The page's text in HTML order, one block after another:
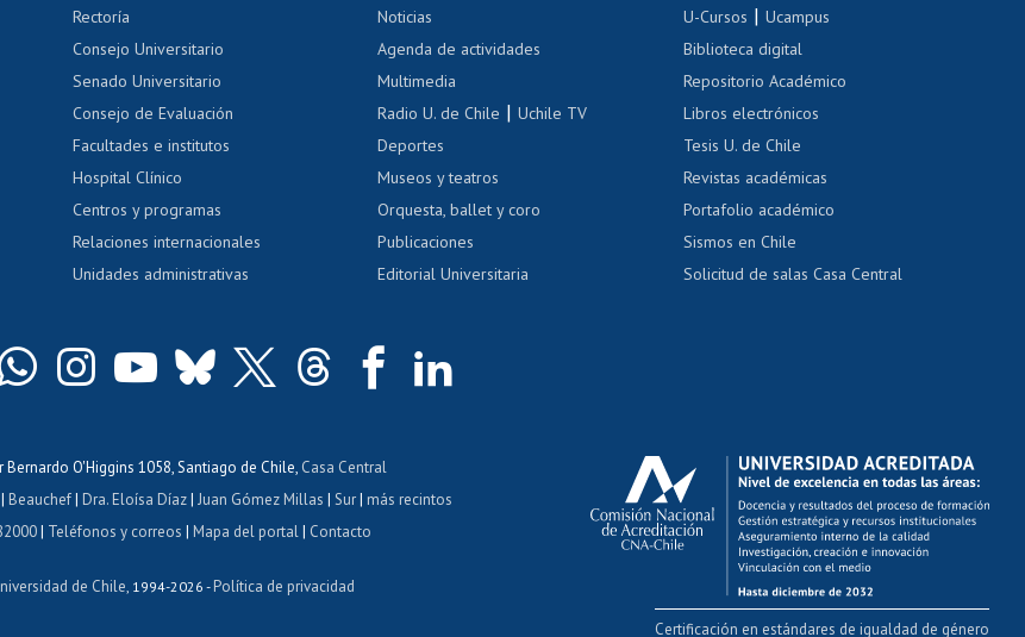
Evaluación docente
Calificación académica
Postulación al AUCAI
Certificado de renta
Certificado de renta
Cursos de español
Tarjeta TUI Acoso laboral, sexual y violencia Denuncias administrativas
Rectoría
Consejo Universitario
Senado Universitario
Consejo de Evaluación
Facultades e institutos
Hospital Clínico
Centros y programas
Relaciones internacionales
Unidades administrativas
Noticias
Agenda de actividades
Multimedia
Radio U. de Chile |Uchile TV
Deportes
Museos y teatros
Orquesta, ballet y coro
Publicaciones
Editorial Universitaria
U-Cursos |Ucampus
Biblioteca digital
Repositorio Académico
Libros electrónicos
Tesis U. de Chile
Revistas académicas
Portafolio académico
Sismos en Chile
Solicitud de salas Casa Central
Bernardo O'Higgins 1058, Santiago de Chile, Casa Central
| Beauchef| Dra. Eloísa Díaz| Juan Gómez Millas | Sur| más recintos
| Teléfonos y correos |Mapa del portal| Contacto
de Chile , 1994-2026 -Política de privacidad
Certificación en estándares de igualdad de género